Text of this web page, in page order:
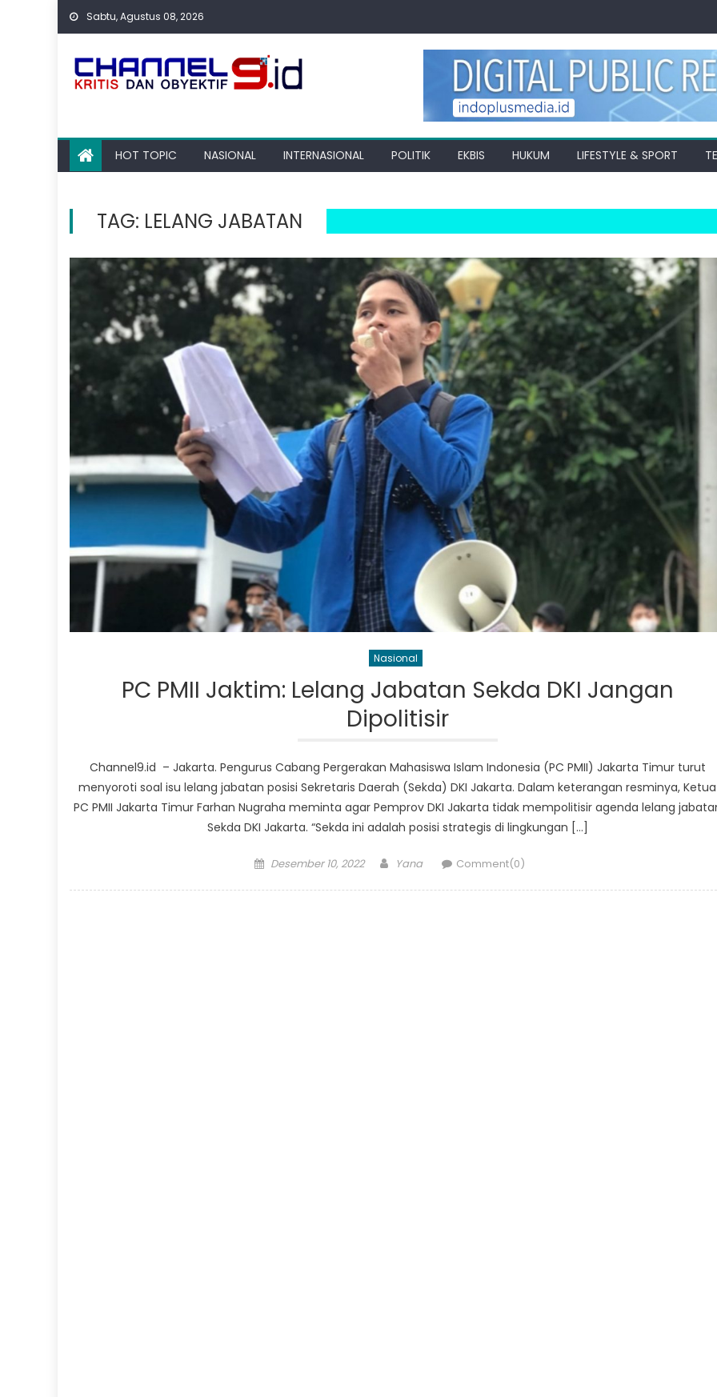
Skip
Sabtu, Agustus 08, 2026
HOT TOPIC NASIONAL INTERNASIONAL POLITIK EKBIS HUKUM LIFESTYLE & SPORT
TAG: LELANG JABATAN
Nasional
PC PMII Jaktim: Lelang Jabatan Sekda DKI Jangan
Dipolitisir
Channel9.id – Jakarta. Pengurus Cabang Pergerakan Mahasiswa Islam Indonesia (PC PMII) Jakarta Timur turut
menyoroti soal isu lelang jabatan posisi Sekretaris Daerah (Sekda) DKI Jakarta. Dalam keterangan resminya, Ketua
PC PMII Jakarta Timur Farhan Nugraha meminta agar Pemprov DKI Jakarta tidak mempolitisir agenda lelang
Sekda DKI Jakarta. “Sekda ini adalah posisi strategis di lingkungan […]
Posted
Desember 10, 2022 Author
Yana Comment(0)